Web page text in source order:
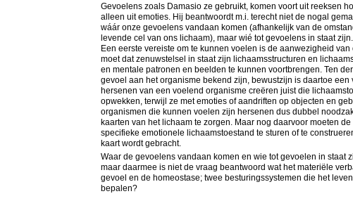
Gevoelens zoals Damasio ze gebruikt, komen voort uit reeksen
alleen uit emoties. Hij beantwoordt m.i. terecht niet de nogal
wáár onze gevoelens vandaan komen (afhankelijk van de
levende cel van ons lichaam), maar wié tot gevoelens in staat
Een eerste vereiste om te kunnen voelen is de aanwezigheid
moet dat zenuwstelsel in staat zijn lichaamsstructuren en
en mentale patronen en beelden te kunnen voortbrengen. Ten
gevoel aan het organisme bekend zijn, bewustzijn is daartoe een
hersenen van een voelend organisme creëren juist die
opwekken, terwijl ze met emoties of aandriften op objecten en
organismen die kunnen voelen zijn hersenen dus dubbel
kaarten van het lichaam te zorgen. Maar nog daarvoor moeten
specifieke emotionele lichaamstoestand te sturen of te
kaart wordt gebracht.
Waar de gevoelens vandaan komen en wie tot gevoelen in staat
maar daarmee is niet de vraag beantwoord wat het materiële
gevoel en de homeostase; twee besturingssystemen die het
bepalen?